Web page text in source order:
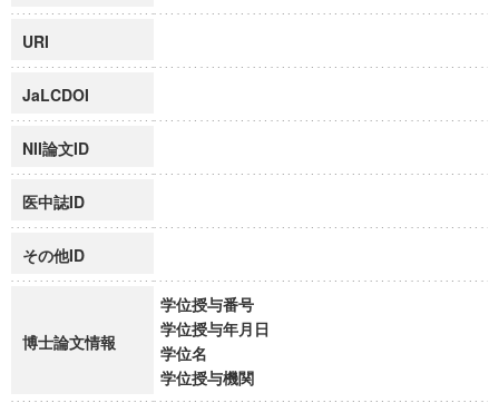
URI
JaLCDOI
NII論文ID
医中誌ID
その他ID
博士論文情報
学位授与番号
学位授与年月日
学位名
学位授与機関